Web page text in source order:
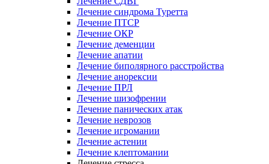
Лечение синдрома Туретта
Лечение ПТСР
Лечение ОКР
Лечение деменции
Лечение апатии
Лечение биполярного расстройства
Лечение анорексии
Лечение ПРЛ
Лечение шизофрении
Лечение панических атак
Лечение неврозов
Лечение игромании
Лечение астении
Лечение клептомании